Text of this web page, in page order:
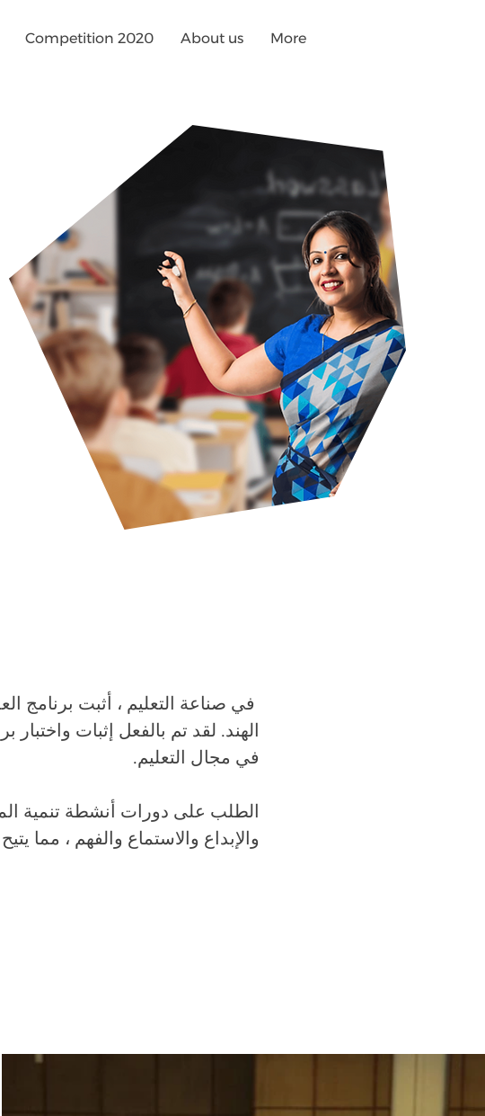
Competition 2020 About us More
الهند. لقد تم بالفعل إثبات
في مجال التعليم.
الطلب على دورات أنشطة تنمية
والإبداع والاستماع والفهم ، مما يتيح 360 درجة من نمو الدماغ.